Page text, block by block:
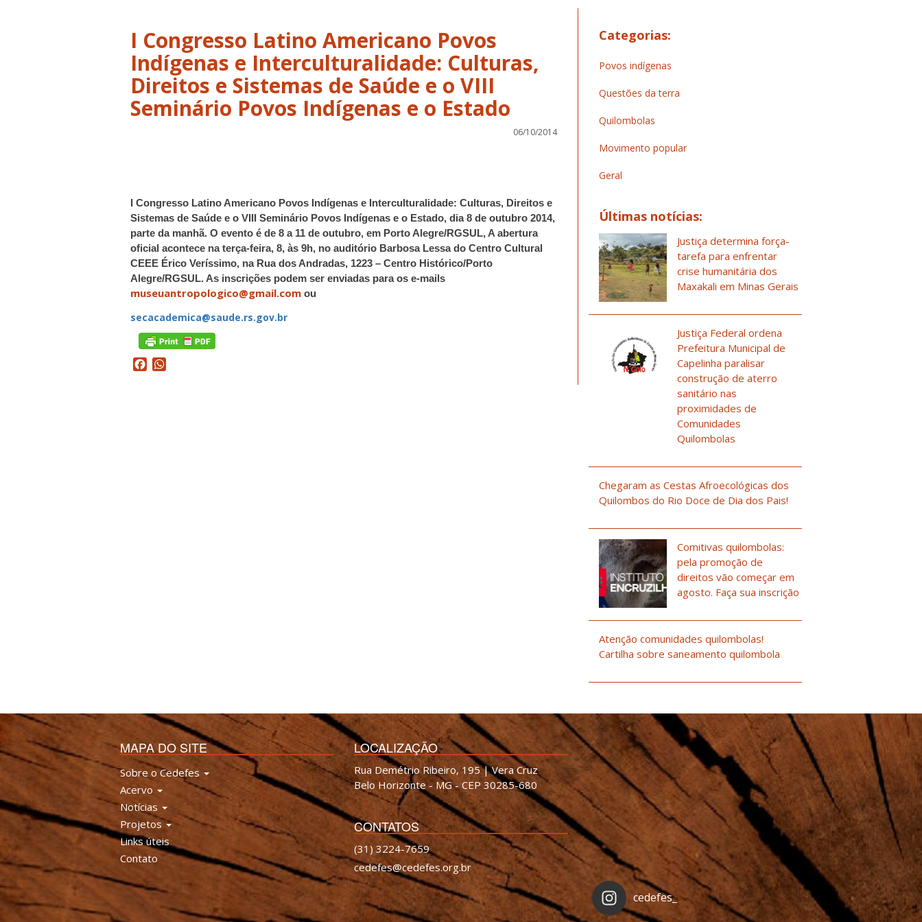
I Congresso Latino Americano Povos
Indígenas e Interculturalidade: Culturas,
Direitos e Sistemas de Saúde e o VIII
06/10/2014
I Congresso Latino Americano Povos Indígenas e Interculturalidade: Culturas, Direitos e
Sistemas de Saúde e o VIII Seminário Povos Indígenas e o Estado, dia 8 de outubro 2014,
parte da manhã. O evento é de 8 a 11 de outubro, em Porto Alegre/RGSUL, A abertura
oficial acontece na terça-feira, 8, às 9h, no auditório Barbosa Lessa do Centro Cultural
CEEE Érico Veríssimo, na Rua dos Andradas, 1223 – Centro Histórico/Porto
Alegre/RGSUL. As inscrições podem ser enviadas para os e-mails
museuantropologico@gmail.com ou
secacademica@saude.rs.gov.br
Facebook
Categorias:
Povos indígenas
Questões da terra
Quilombolas
Movimento popular
Geral
Últimas notícias:
Justiça determina força-
tarefa para enfrentar
crise humanitária dos
Maxakali em Minas Gerais
Justiça Federal ordena
Prefeitura Municipal de
Capelinha paralisar
construção de aterro
sanitário nas
proximidades de
Comunidades
Quilombolas
Chegaram as Cestas Afroecológicas dos
Quilombos do Rio Doce de Dia dos Pais!
Comitivas quilombolas:
pela promoção de
direitos vão começar em
agosto. Faça sua inscrição
Atenção comunidades quilombolas!
Cartilha sobre saneamento quilombola
MAPA DO SITE
Sobre o Cedefes
Acervo
Notícias
Projetos
Links úteis
Contato
LOCALIZAÇÃO
Rua Demétrio Ribeiro, 195 | Vera Cruz
Belo Horizonte - MG - CEP 30285-680
CONTATOS
(31) 3224-7659
cedefes@cedefes.org.br
cedefes_